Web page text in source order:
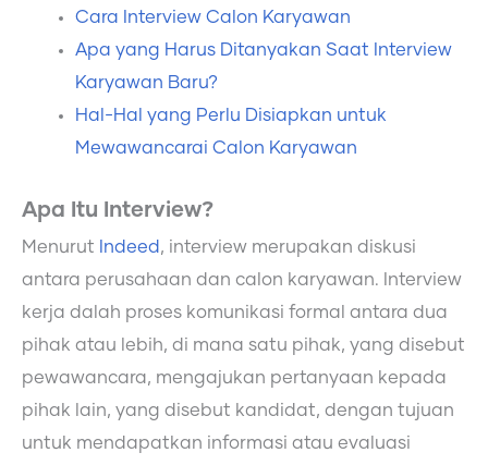
Cara Interview Calon Karyawan
Apa yang Harus Ditanyakan Saat Interview
Karyawan Baru?
Hal-Hal yang Perlu Disiapkan untuk
Mewawancarai Calon Karyawan
Apa Itu Interview?
Menurut Indeed , interview merupakan diskusi
antara perusahaan dan calon karyawan. Interview
kerja dalah proses komunikasi formal antara dua
pihak atau lebih, di mana satu pihak, yang disebut
pewawancara, mengajukan pertanyaan kepada
pihak lain, yang disebut kandidat, dengan tujuan
untuk mendapatkan informasi atau evaluasi